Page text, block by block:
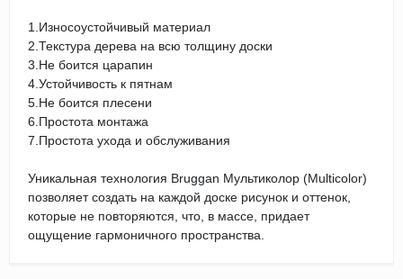
1.Износоустойчивый материал
2.Текстура дерева на всю толщину доски
3.Не боится царапин
4.Устойчивость к пятнам
5.Не боится плесени
6.Простота монтажа
7.Простота ухода и обслуживания
Уникальная технология Bruggan Мультиколор (Multicolor)
позволяет создать на каждой доске рисунок и оттенок,
которые не повторяются, что, в массе, придает
ощущение гармоничного пространства.